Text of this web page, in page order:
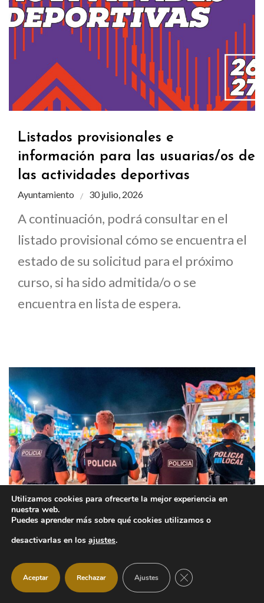
Listados provisionales e
información para las usuarias/os de
las actividades deportivas
Ayuntamiento 30 julio, 2026
A continuación, podrá consultar en el
listado provisional cómo se encuentra el
estado de su solicitud para el próximo
curso, si ha sido admitida/o o se
encuentra en lista de espera.
Manzanares El Real refuerza la
seguridad las 24 horas durante las
fiestas
Utilizamos cookies para ofrecerte la mejor experiencia en
nuestra web.
Puedes aprender más sobre qué cookies utilizamos o
desactivarlas en los ajustes.
Aceptar Rechazar Ajustes CERRAR EL